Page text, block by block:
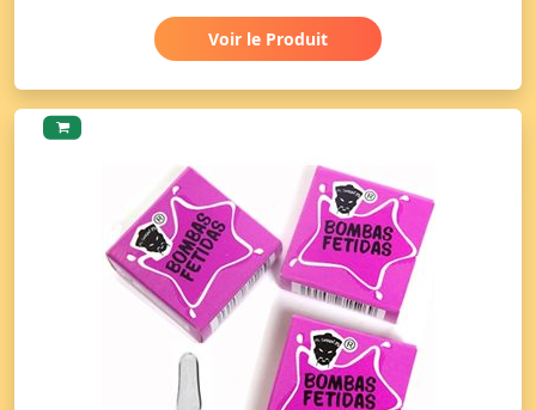
Voir le Produit